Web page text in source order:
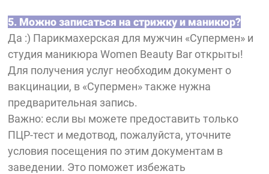
5. Можно записаться на стрижку и маникюр?
Да :) Парикмахерская для мужчин «Супермен» и
студия маникюра Women Beauty Bar открыты!
Для получения услуг необходим документ о
вакцинации, в «Супермен» также нужна
предварительная запись.
Важно: если вы можете предоставить только
ПЦР-тест и медотвод, пожалуйста, уточните
условия посещения по этим документам в
заведении. Это поможет избежать